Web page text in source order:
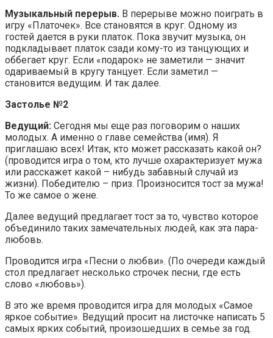
Музыкальный перерыв. В перерыве можно поиграть в
игру «Платочек». Все становятся в круг. Одному из
гостей дается в руки платок. Пока звучит музыка, он
подкладывает платок сзади кому-то из танцующих и
оббегает круг. Если «подарок» не заметили — значит
одариваемый в кругу танцует. Если заметил —
становится ведущим. И так далее.
Застолье №2
Ведущий: Сегодня мы еще раз поговорим о наших
молодых. А именно о главе семейства (имя). Я
приглашаю всех! Итак, кто может рассказать какой он?
(проводится игра о том, кто лучше охарактеризует мужа
или расскажет какой – нибудь забавный случай из
жизни). Победителю – приз. Произносится тост за мужа!
То же самое о жене.
Далее ведущий предлагает тост за то, чувство которое
объединило таких замечательных людей, как эта пара-
любовь.
Проводится игра «Песни о любви». (По очереди каждый
стол предлагает несколько строчек песни, где есть
слово «любовь»).
В это же время проводится игра для молодых «Самое
яркое событие». Ведущий просит на листочке написать 5
самых ярких событий, произошедших в семье за год.